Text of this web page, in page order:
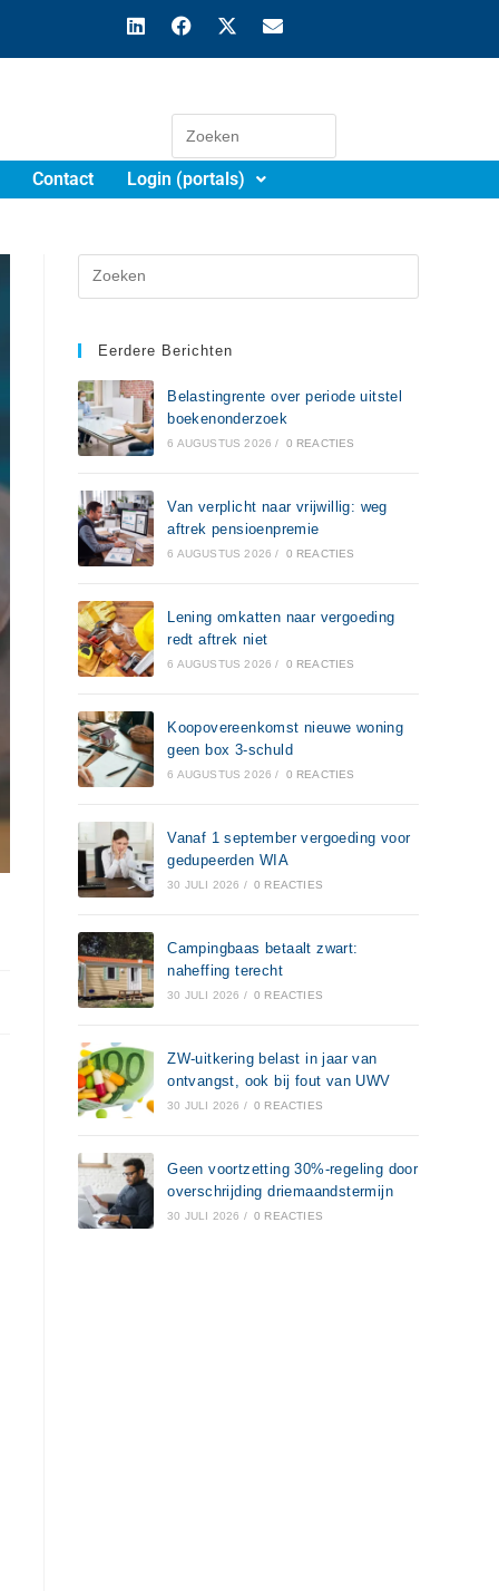
Contact Login (portals)
Eerdere Berichten
Belastingrente over periode uitstel
boekenonderzoek
6 AUGUSTUS 2026 / 0 REACTIES
Van verplicht naar vrijwillig: weg
aftrek pensioenpremie
6 AUGUSTUS 2026 / 0 REACTIES
Lening omkatten naar vergoeding
redt aftrek niet
6 AUGUSTUS 2026 / 0 REACTIES
Koopovereenkomst nieuwe woning
geen box 3-schuld
6 AUGUSTUS 2026 / 0 REACTIES
Vanaf 1 september vergoeding voor
gedupeerden WIA
30 JULI 2026 / 0 REACTIES
Campingbaas betaalt zwart:
naheffing terecht
30 JULI 2026 / 0 REACTIES
ZW-uitkering belast in jaar van
ontvangst, ook bij fout van UWV
30 JULI 2026 / 0 REACTIES
Geen voortzetting 30%-regeling door
overschrijding driemaandstermijn
30 JULI 2026 / 0 REACTIES